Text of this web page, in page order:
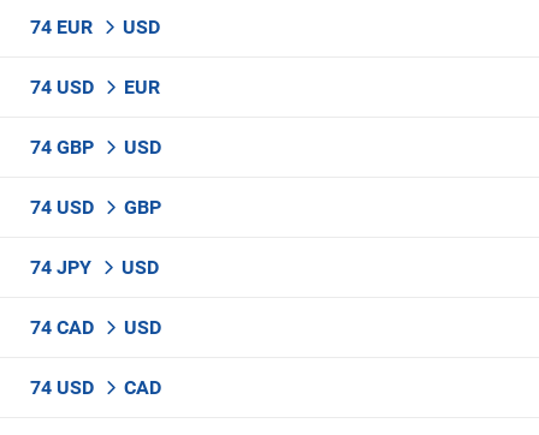
74 EUR USD
74 USD EUR
74 GBP USD
74 USD GBP
74 JPY USD
74 CAD USD
74 USD CAD